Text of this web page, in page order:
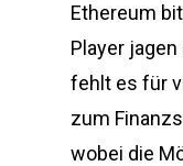
Ethereum
Player
fehlt es für
zum
wobei die